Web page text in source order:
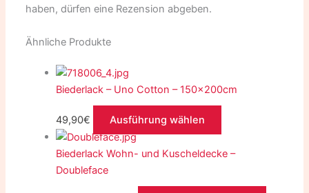
haben, dürfen eine Rezension abgeben.
Ähnliche Produkte
Biederlack – Uno Cotton – 150x200cm
49,90€ Ausführung wählen
Biederlack Wohn- und Kuscheldecke –
Doubleface